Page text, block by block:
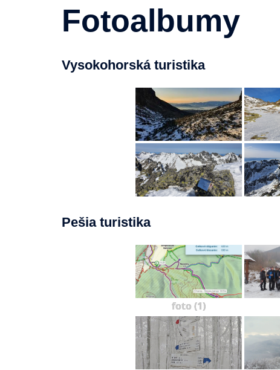
Fotoalbumy
Vysokohorská turistika
Pešia turistika
foto (1)